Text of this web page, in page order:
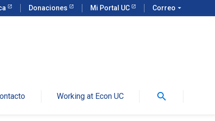
Donaciones Mi Portal UC Correo arrow_drop_down
Working at Econ UC search